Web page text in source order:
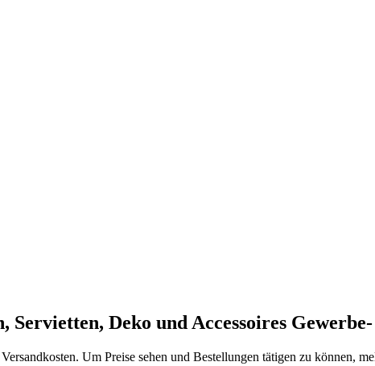
Servietten, Deko und Accessoires
Um Preise sehen und Bestellungen tätigen zu können,